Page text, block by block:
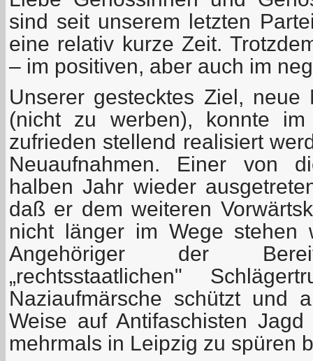
sind seit unserem letzten
eine relativ kurze Zeit.
– im positiven, aber auch im
Unserer gestecktes Ziel, neue
(nicht zu werben), konnte im
zufrieden stellend realisiert
Neuaufnahmen. Einer von
halben Jahr wieder
daß er dem weiteren
nicht länger im Wege stehen
Angehöriger der
„rechtsstaatlichen"
Naziaufmärsche schützt und
Weise auf Antifaschisten
mehrmals in Leipzig zu spüren